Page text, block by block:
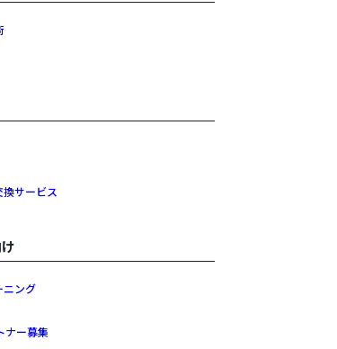
サービス
ニング
ナー募集